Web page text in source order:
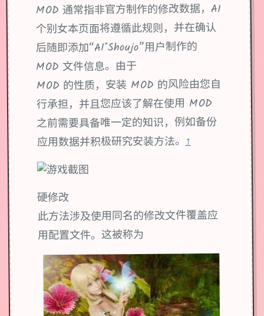
MOD 通常指非官方制作的修改数据，AI
个别女本页面将遵循此规则，并在确认
后随即添加“AI*Shoujo”用户制作的
MOD 文件信息。由于
MOD 的性质，安装 MOD 的风险由您自
行承担，并且您应该了解在使用 MOD
之前需要具备唯一定的知识，例如备份
应用数据并积极研究安装方法。↑
硬修改
此方法涉及使用同名的修改文件覆盖应
用配置文件。这被称为